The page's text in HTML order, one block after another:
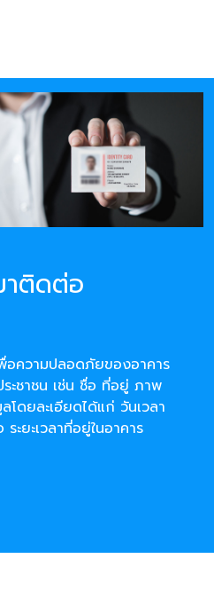
ติดต่อ
อความปลอดภัยของอาคาร
ะชาชน เช่น ชื่อ ที่อยู่ ภาพ
ดยละเอียดได้แก่ วันเวลา
ยะเวลาที่อยู่ในอาคาร